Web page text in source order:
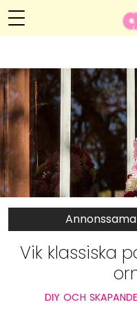
Hälsa
Relationer
Handarbete
Video
Anna María
Hem
Om Anna María
Kategorier
Vik klassiska
DIY OCH SKAPANDE